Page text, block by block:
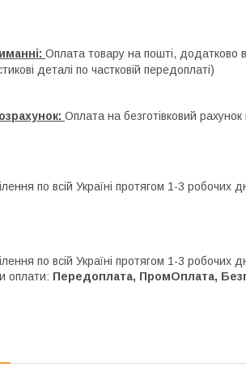
Оплата товару на пошті, додатково
деталі по частковій передоплаті)
Оплата на безготівковий
по всій Україні протягом 1-3 робочих
по всій Україні протягом 1-3 робочих
оплати: Передоплата, ПромОплата,